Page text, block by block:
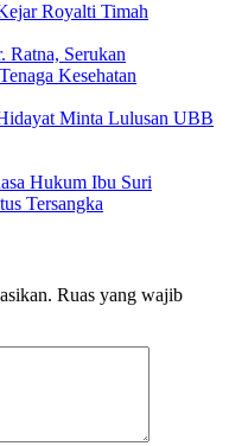
Royalti Timah
Ratna, Serukan
Kesehatan
Minta Lulusan UBB
Hukum Ibu Suri
Tersangka
Ruas yang wajib